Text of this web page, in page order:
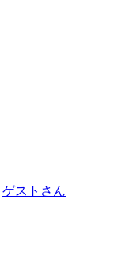
ゲストさん